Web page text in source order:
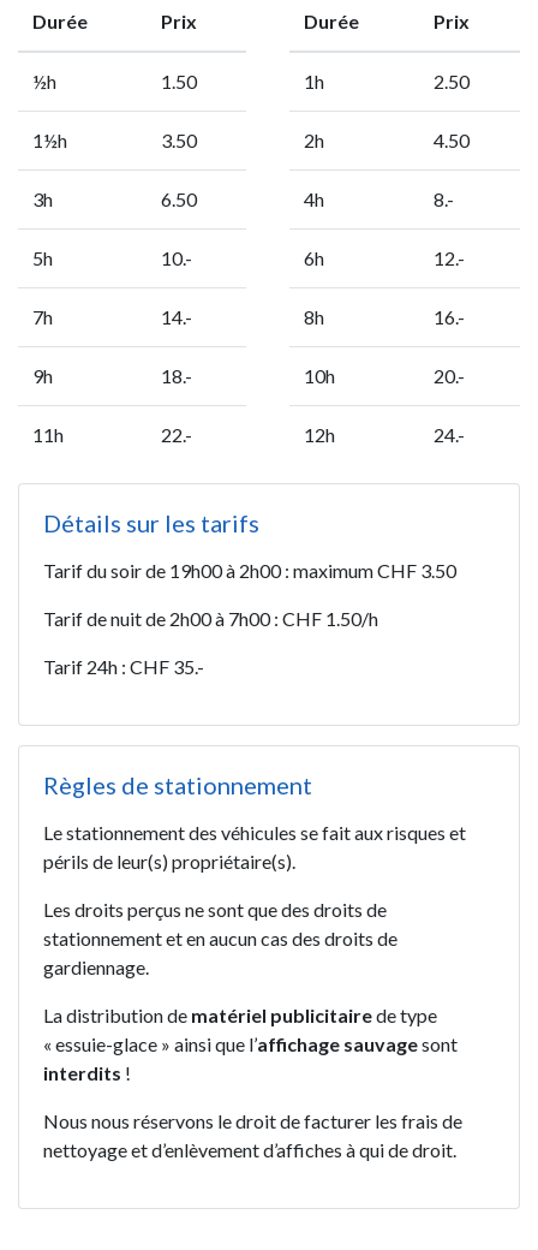
Durée Prix Durée Prix
½h 1.50 1h 2.50
1½h 3.50 2h 4.50
3h 6.50 4h 8.-
5h 10.- 6h 12.-
7h 14.- 8h 16.-
9h 18.- 10h 20.-
11h 22.- 12h 24.-
Détails sur les tarifs
Tarif du soir de 19h00 à 2h00 : maximum CHF 3.50
Tarif de nuit de 2h00 à 7h00 : CHF 1.50/h
Tarif 24h : CHF 35.-
Règles de stationnement
Le stationnement des véhicules se fait aux risques et
périls de leur(s) propriétaire(s).
Les droits perçus ne sont que des droits de
stationnement et en aucun cas des droits de
gardiennage.
La distribution de matériel publicitairede type
« essuie-glace » ainsi que l’affichage sauvagesont
interdits !
Nous nous réservons le droit de facturer les frais de
nettoyage et d’enlèvement d’affiches à qui de droit.